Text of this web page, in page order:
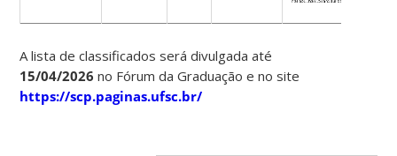
A lista de classificados será divulgada até
15/04/2026 no Fórum da Graduação e no site
https://scp.paginas.ufsc.br/